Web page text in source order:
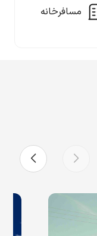
مسافرخانه